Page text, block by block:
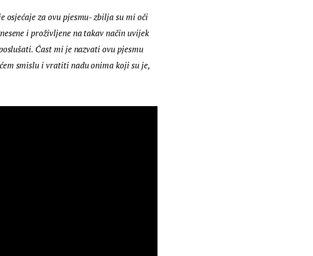
osjećaje za ovu pjesmu- zbilja su mi oči
i proživljene na takav način uvijek
Čast mi je nazvati ovu pjesmu
smislu i vratiti nadu onima koji su je,